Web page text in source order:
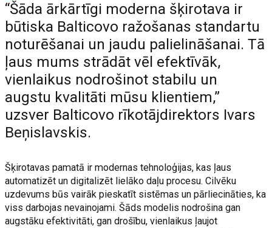
“Šāda ārkārtīgi moderna šķirotava ir
būtiska Balticovo ražošanas standartu
noturēšanai un jaudu palielināšanai. Tā
ļaus mums strādāt vēl efektīvāk,
vienlaikus nodrošinot stabilu un
augstu kvalitāti mūsu klientiem,”
uzsver Balticovo rīkotājdirektors Ivars
Beņislavskis.
Šķirotavas pamatā ir modernas tehnoloģijas, kas ļaus
automatizēt un digitalizēt lielāko daļu procesu. Cilvēku
uzdevums būs vairāk pieskatīt sistēmas un pārliecināties, ka
viss darbojas nevainojami. Šāds modelis nodrošina gan
augstāku efektivitāti, gan drošību, vienlaikus ļaujot